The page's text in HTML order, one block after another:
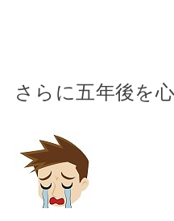
さらに五年後を